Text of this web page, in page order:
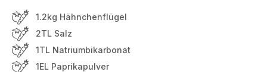
1.2kg Hähnchenflügel
2TL Salz
1TL Natriumbikarbonat
1EL Paprikapulver